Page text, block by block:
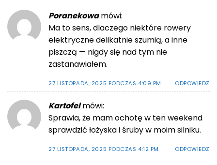
Poranekowa mówi:
Ma to sens, dlaczego niektóre rowery
elektryczne delikatnie szumią, a inne
piszczą — nigdy się nad tym nie
zastanawiałem.
27 LISTOPADA, 2025 PODCZAS 4:09 PM ODPOWIEDZ
Kartofel mówi:
Sprawia, że mam ochotę w ten weekend
sprawdzić łożyska i śruby w moim silniku.
27 LISTOPADA, 2025 PODCZAS 4:12 PM ODPOWIEDZ